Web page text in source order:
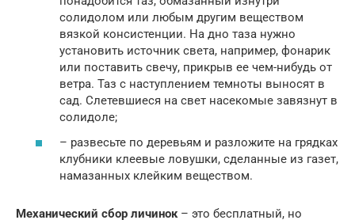
солидолом или любым другим веществом
вязкой консистенции. На дно таза нужно
установить источник света, например, фонарик
или поставить свечу, прикрыв ее чем-нибудь от
ветра. Таз с наступлением темноты выносят в
сад. Слетевшиеся на свет насекомые завязнут в
солидоле;
– развесьте по деревьям и разложите на грядках
клубники клеевые ловушки, сделанные из газет,
намазанных клейким веществом.
Механический сбор личинок – это бесплатный, но